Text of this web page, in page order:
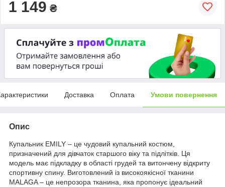
1 149 ₴
Доставка Оплата Умови повернення
Опис
Купальник ​​EMILY – це чудовий купальний костюм,
призначений для дівчаток старшого віку та підлітків. Ця
модель має підкладку в області грудей та витончену відкриту
спортивну спину. Виготовлений із високоякісної тканини
MALAGA – це непрозора тканина, яка пропонує ідеальний